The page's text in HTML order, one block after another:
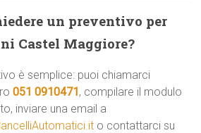
un preventivo per
Castel Maggiore?
è semplice: puoi chiamarci
051 0910471, compilare il modulo
inviare una email a
o contattarci su